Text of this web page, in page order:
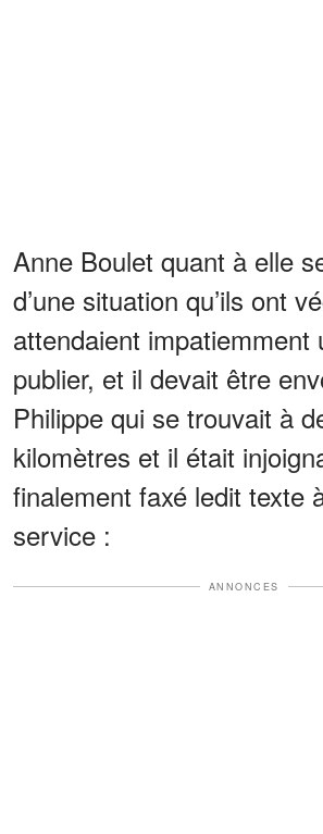
Anne Boulet quant à elle
d’une situation qu’ils ont
attendaient impatiemment
publier, et il devait être
Philippe qui se trouvait à
kilomètres et il était
finalement faxé ledit texte
service :
ANNONCES